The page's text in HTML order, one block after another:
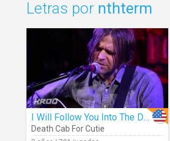
Letras por nthterm
I Will Follow You Into The Dark (Acoustic)
Death Cab For Cutie